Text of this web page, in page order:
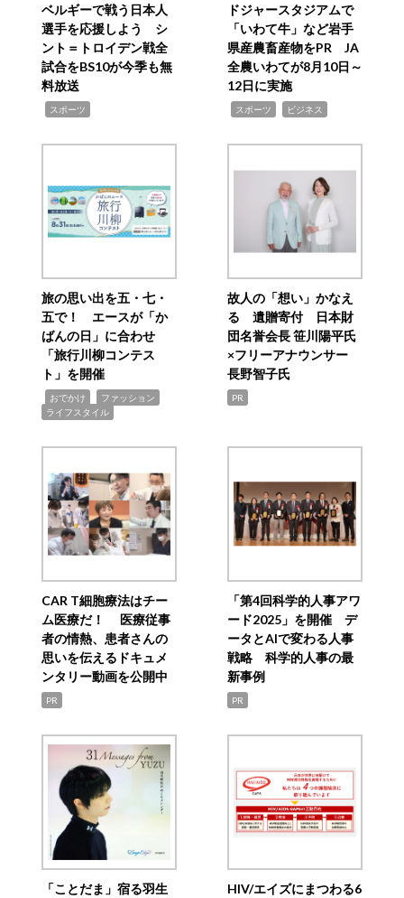
ベルギーで戦う日本人
選手を応援しよう シ
ント＝トロイデン戦全
試合をBS10が今季も無
料放送
スポーツ
ドジャースタジアムで
「いわて牛」など岩手
県産農畜産物をPR JA
全農いわてが8月10日～
12日に実施
スポーツ ビジネス
旅の思い出を五・七・
五で！ エースが「か
ばんの日」に合わせ
「旅行川柳コンテス
ト」を開催
おでかけ ファッション
ライフスタイル
故人の「想い」かなえ
る 遺贈寄付 日本財
団名誉会長 笹川陽平氏
×フリーアナウンサー
長野智子氏
PR
CAR T細胞療法はチー
ム医療だ！ 医療従事
者の情熱、患者さんの
思いを伝えるドキュメ
ンタリー動画を公開中
PR
「第4回科学的人事アワ
ード2025」を開催 デ
ータとAIで変わる人事
戦略 科学的人事の最
新事例
PR
「ことだま」宿る羽生
HIV/エイズにまつわる6